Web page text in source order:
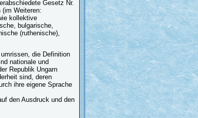
Gesetz Nr.
(im Weiteren:
kollektive
bulgarische,
(ruthenische),
die Definition
nationale und
Republik Ungarn
sind, deren
ihre eigene Sprache
den Ausdruck und den